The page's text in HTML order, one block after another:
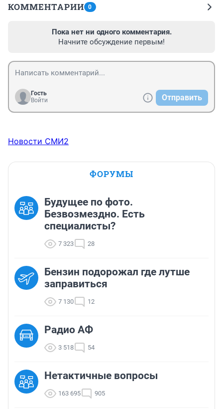
КОММЕНТАРИИ 0
Пока нет ни одного комментария.
Начните обсуждение первым!
Гость
Войти
Отправить
Новости СМИ2
ФОРУМЫ
Будущее по фото.
Безвозмездно. Есть
специалисты?
7 323 28
Бензин подорожал где лутше
заправиться
7 130 12
Радио АФ
3 518 54
Нетактичные вопросы
163 695 905